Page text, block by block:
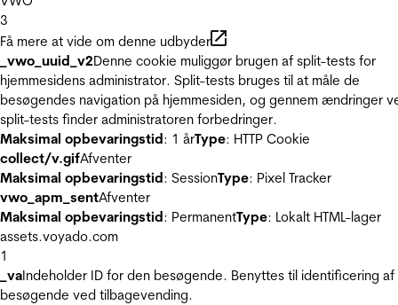
3
Få mere at vide om denne udbyder
_vwo_uuid_v2Denne cookie muliggør brugen af split-tests for
hjemmesidens administrator. Split-tests bruges til at måle de
besøgendes navigation på hjemmesiden, og gennem ændringer
split-tests finder administratoren forbedringer.
Maksimal opbevaringstid: 1 årType: HTTP Cookie
collect/v.gifAfventer
Maksimal opbevaringstid: SessionType: Pixel Tracker
vwo_apm_sentAfventer
Maksimal opbevaringstid: PermanentType: Lokalt HTML-lager
assets.voyado.com
1
_vaIndeholder ID for den besøgende. Benyttes til identificering af
besøgende ved tilbagevending.